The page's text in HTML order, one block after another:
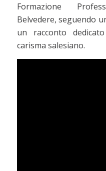
Formazione
Belvedere, seguendo
un racconto
carisma salesiano.